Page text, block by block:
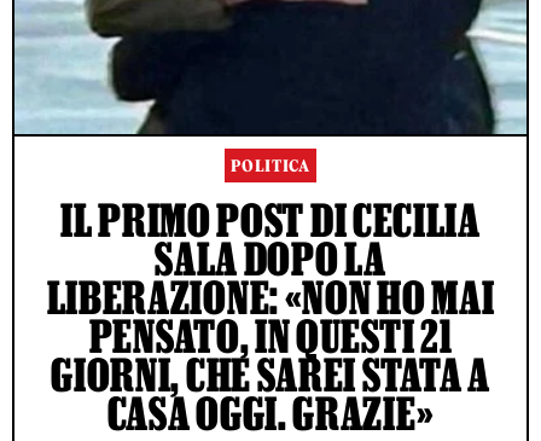
POLITICA
IL PRIMO POST DI CECILIA
SALA DOPO LA
LIBERAZIONE: «NON HO MAI
PENSATO, IN QUESTI 21
GIORNI, CHE SAREI STATA A
CASA OGGI. GRAZIE»